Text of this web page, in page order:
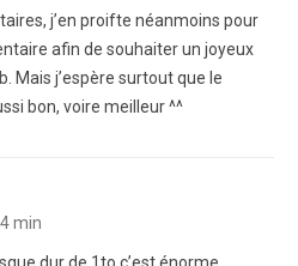
j’en proifte néanmoins pour
afin de souhaiter un joyeux
Mais j’espère surtout que le
bon, voire meilleur ^^
min